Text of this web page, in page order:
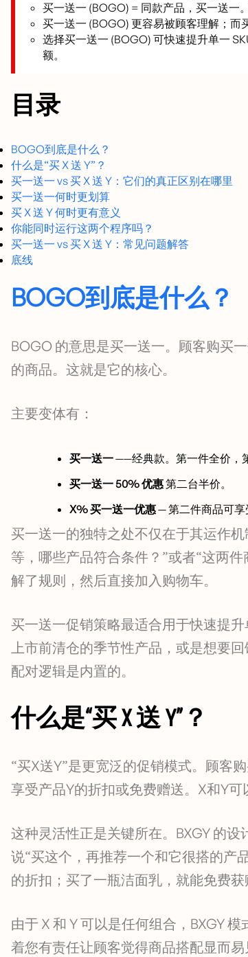
买一送一 (BOGO) = 同款产品，买一送一
买一送一 (BOGO) 更容易被顾客理解；而
选择买一送一 (BOGO) 可快速提升单一
额。
目录
BOGO到底是什么？
什么是“买 X 送 Y”？
买一送一 vs 买 X 送 Y：它们的真正区别在哪里
买一送一何时更划算
买 X 送 Y 何时更有意义
你能同时运行这两个程序吗？
买一送一 vs 买 X 送 Y：常见问题解答
底线
BOGO到底是什么？
BOGO 的意思是买一送一。顾客购买
的商品。这就是它的核心。
主要变体有：
买一送一——经典款。第一件全价，
买一送一 50% 优惠第二台半价。
X% 买一送一优惠— 第二件商品可享
买一送一的独特之处不仅在于其运作
等，哪些产品符合条件？”或者“这两
解了规则，然后直接加入购物车。
买一送一促销策略最适合用于快速提
上市前清仓的季节性产品，或是想要
配对逻辑是内置的。
什么是“买 X 送 Y”？
“买X送Y”是更宽泛的促销模式。顾客
享受产品Y的折扣或免费赠送。X和Y
这种灵活性正是关键所在。BXGY 的
说“买这个，再推荐一个和它很搭的产
的折扣；买了一瓶洁面乳，就能免费获
由于 X 和 Y 可以是任何组合，BXGY
着您有责任让顾客觉得商品搭配显而